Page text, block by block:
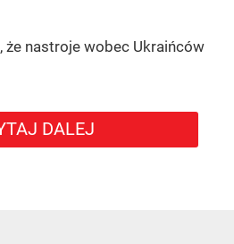
że nastroje wobec Ukraińców
DALEJ